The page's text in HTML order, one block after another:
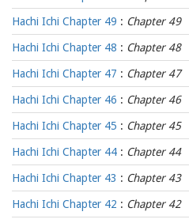
Hachi Ichi Chapter 49 : Chapter 49
Hachi Ichi Chapter 48 : Chapter 48
Hachi Ichi Chapter 47 : Chapter 47
Hachi Ichi Chapter 46 : Chapter 46
Hachi Ichi Chapter 45 : Chapter 45
Hachi Ichi Chapter 44 : Chapter 44
Hachi Ichi Chapter 43 : Chapter 43
Hachi Ichi Chapter 42 : Chapter 42